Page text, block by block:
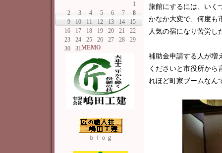
2
9
16
23
30
3
10
17
24
31
4
11
18
25
5
12
19
26
6
13
20
27
7
14
21
28
1
8
15
22
29
MEMO
ｂｌｏｇ
旅館にするには、いく
かなか大変で、何度も
人気の宿になり苦労し
補助金申請する人が増
くださいと市役所か
れほど町家ブームなん